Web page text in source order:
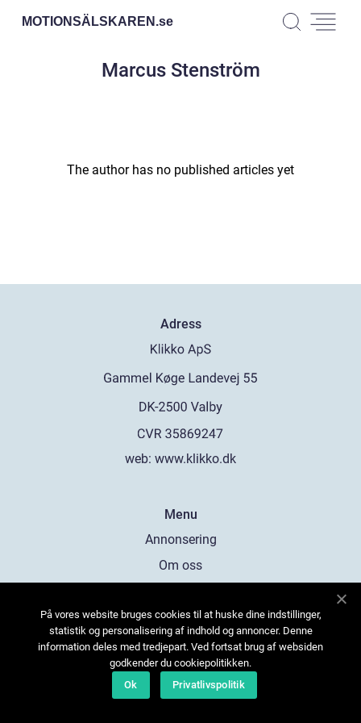
MOTIONSÄLSKAREN.se
Marcus Stenström
The author has no published articles yet
Adress
web: www.klikko.dk
Menu
Annonsering
Om oss
Kontakta oss
Sitemap
På vores website bruges cookies til at huske dine indstillinger,
statistik og personalisering af indhold og annoncer. Denne
information deles med tredjepart. Ved fortsat brug af websiden
godkender du cookiepolitikken.
Ok
Privatlivspolitik